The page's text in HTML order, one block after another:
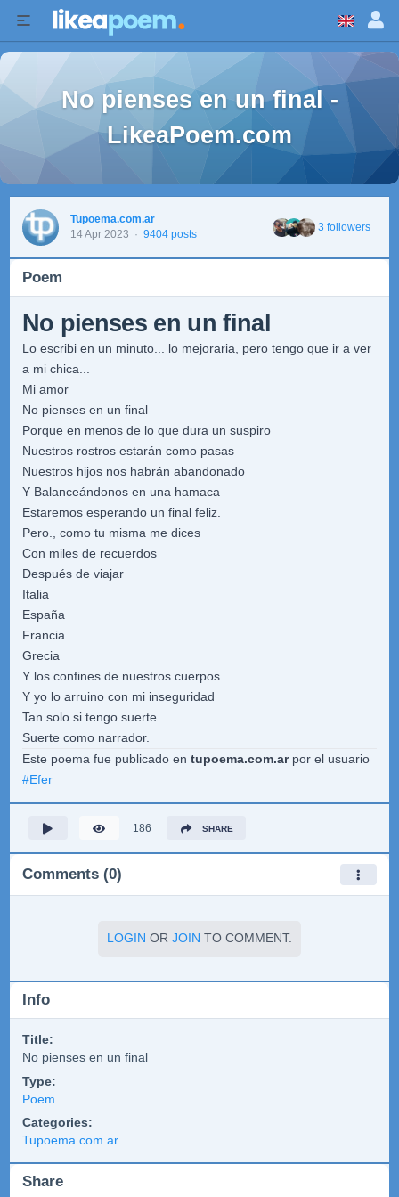
No pienses en un final -
LikeaPoem.com
Tupoema.com.ar
14 Apr 2023 · 9404 posts
3 followers
Poem
No pienses en un final
Lo escribi en un minuto... lo mejoraria, pero tengo que ir a ver
a mi chica...
Mi amor
No pienses en un final
Porque en menos de lo que dura un suspiro
Nuestros rostros estarán como pasas
Nuestros hijos nos habrán abandonado
Y Balanceándonos en una hamaca
Estaremos esperando un final feliz.
Pero., como tu misma me dices
Con miles de recuerdos
Después de viajar
Italia
España
Francia
Grecia
Y los confines de nuestros cuerpos.
Y yo lo arruino con mi inseguridad
Tan solo si tengo suerte
Suerte como narrador.
Este poema fue publicado en tupoema.com.arpor el usuario
#Efer
186 SHARE
Comments (0)
LOGIN OR JOIN TO COMMENT.
Info
Title:
No pienses en un final
Type:
Poem
Categories:
Tupoema.com.ar
Share